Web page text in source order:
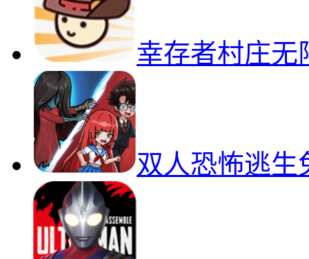
幸存者村庄无
双人恐怖逃生